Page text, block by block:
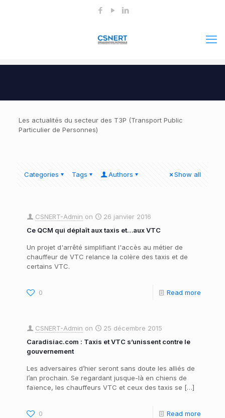
Les actualités du secteur des T3P (Transport Public
Particulier de Personnes)
Categories Tags Authors Show all
CSNERT-Admin on
26 janvier 2016
Ce QCM qui déplaît aux taxis et…aux VTC
Un projet d'arrêté simplifiant l'accès au métier de
chauffeur de VTC relance la colère des taxis et de
certains VTC.
0 Read more
CSNERT-Admin on
25 décembre 2015
Caradisiac.com : Taxis et VTC s’unissent contre le
gouvernement
Les adversaires d’hier seront sans doute les alliés de
l’an prochain. Se regardant jusque-là en chiens de
faïence, les chauffeurs VTC et ceux des taxis se […]
0 Read more